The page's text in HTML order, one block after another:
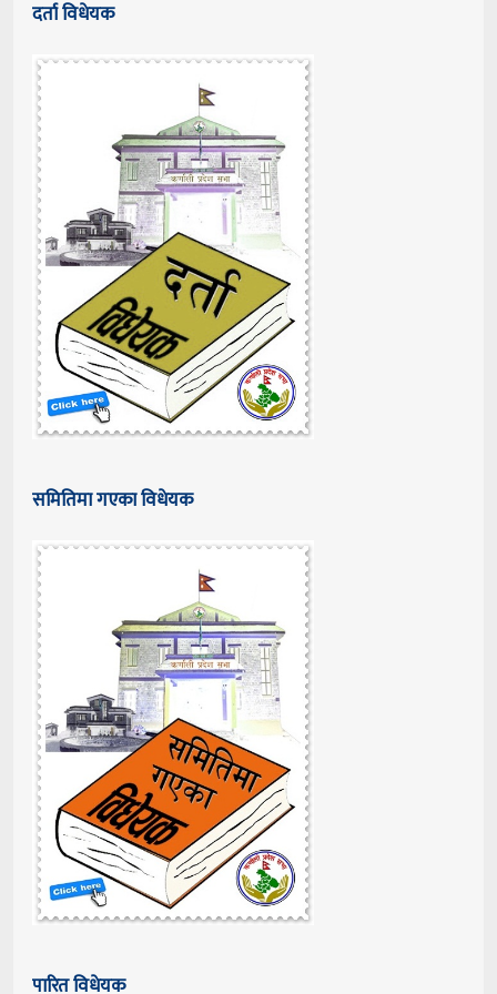
दर्ता विधेयक
समितिमा गएका विधेयक
पारित विधेयक